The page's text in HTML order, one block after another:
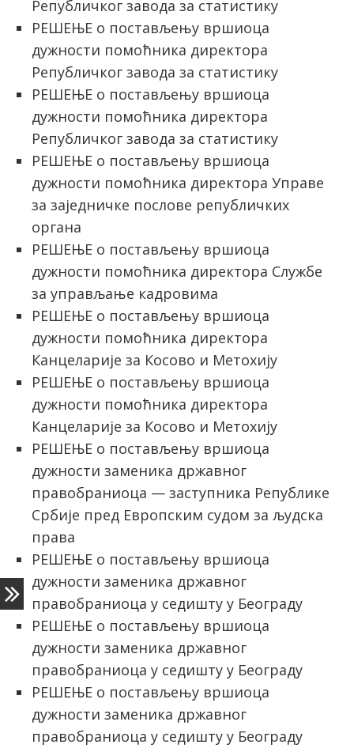
Републичког завода за статистику
РЕШЕЊЕ о постављењу вршиоца
дужности помоћника директора
Републичког завода за статистику
РЕШЕЊЕ о постављењу вршиоца
дужности помоћника директора
Републичког завода за статистику
РЕШЕЊЕ о постављењу вршиоца
дужности помоћника директора Управе
за заједничке послове републичких
органа
РЕШЕЊЕ о постављењу вршиоца
дужности помоћника директора Службе
за управљање кадровима
РЕШЕЊЕ о постављењу вршиоца
дужности помоћника директора
Канцеларије за Косово и Метохију
РЕШЕЊЕ о постављењу вршиоца
дужности помоћника директора
Канцеларије за Косово и Метохију
РЕШЕЊЕ о постављењу вршиоца
дужности заменика државног
правобраниоца — заступника Републике
Србије пред Европским судом за људска
права
РЕШЕЊЕ о постављењу вршиоца
дужности заменика државног
правобраниоца у седишту у Београду
РЕШЕЊЕ о постављењу вршиоца
дужности заменика државног
правобраниоца у седишту у Београду
РЕШЕЊЕ о постављењу вршиоца
дужности заменика државног
правобраниоца у седишту у Београду